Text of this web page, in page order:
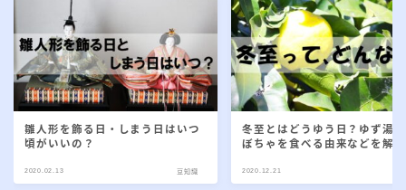
雛人形を飾る日・しまう日はいつ
頃がいいの？
2020.02.13 豆知識
冬至とはどうゆう日？ゆず湯
ぼちゃを食べる由来などを解説
2020.12.21